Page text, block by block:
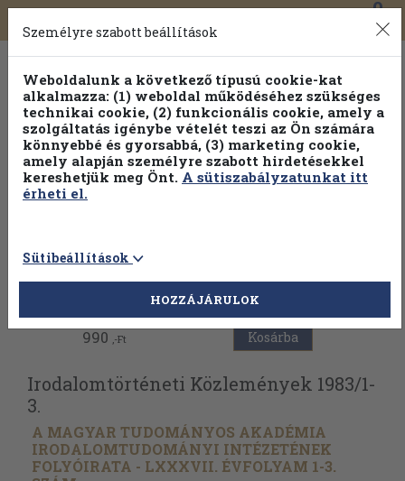
Toggle
navigation
0
Vissza az előző oldalra
990 ,-Ft Kosárba
Irodalomtörténeti Közlemények 1983/1-
3.
A MAGYAR TUDOMÁNYOS AKADÉMIA
IRODALOMTUDOMÁNYI INTÉZETÉNEK
FOLYÓIRATA - LXXXVII. ÉVFOLYAM 1-3.
Személyre szabott beállítások
Weboldalunk a következő típusú cookie-kat
alkalmazza: (1) weboldal működéséhez szükséges
technikai cookie, (2) funkcionális cookie, amely a
szolgáltatás igénybe vételét teszi az Ön számára
könnyebbé és gyorsabbá, (3) marketing cookie,
amely alapján személyre szabott hirdetésekkel
kereshetjük meg Önt. A sütiszabályzatunkat itt
érheti el.
Sütibeállítások
HOZZÁJÁRULOK